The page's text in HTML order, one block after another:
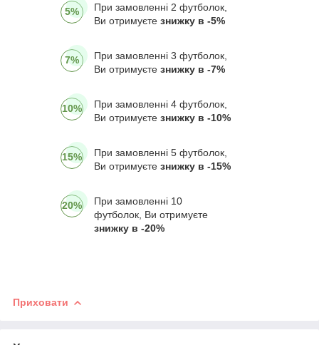
5%
При замовленні 2 футболок,
Ви отримуєте знижку в -5%
7%
При замовленні 3 футболок,
Ви отримуєте знижку в -7%
10%
При замовленні 4 футболок,
Ви отримуєте знижку в -10%
15%
При замовленні 5 футболок,
Ви отримуєте знижку в -15%
20%
При замовленні 10
футболок, Ви отримуєте
знижку в -20%
Приховати